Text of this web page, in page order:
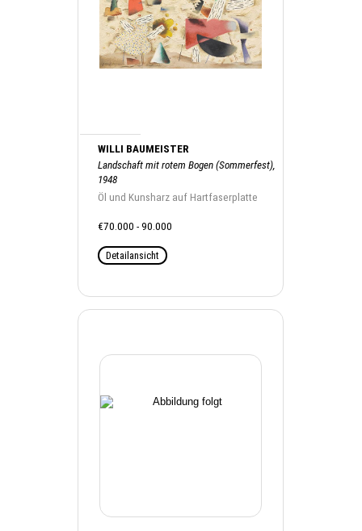
WILLI BAUMEISTER
Landschaft mit rotem Bogen (Sommerfest),
1948
Öl und Kunsharz auf Hartfaserplatte
€70.000 - 90.000
Detailansicht